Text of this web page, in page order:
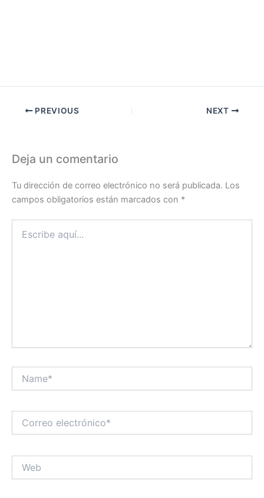
PREVIOUS NEXT
Deja un comentario
Tu dirección de correo electrónico no será publicada. Los
campos obligatorios están marcados con *
aquí...
electrónico*